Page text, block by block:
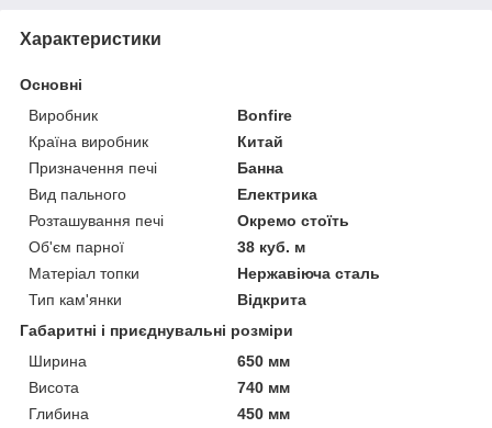
Характеристики
Основні
Виробник
Bonfire
Країна виробник
Китай
Призначення печі
Банна
Вид пального
Електрика
Розташування печі
Окремо стоїть
Об'єм парної
38 куб. м
Матеріал топки
Нержавіюча сталь
Тип кам'янки
Відкрита
Габаритні і приєднувальні розміри
Ширина
650 мм
Висота
740 мм
Глибина
450 мм